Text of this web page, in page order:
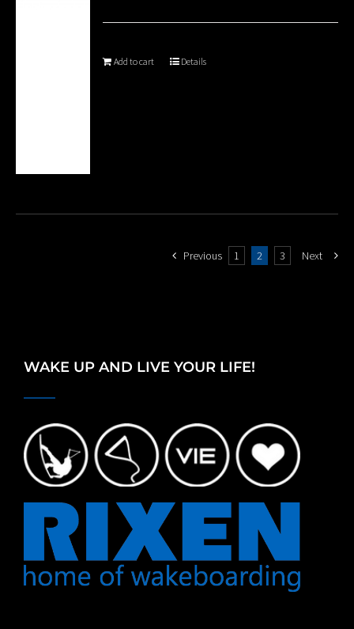
Add to cart Details
Previous 1 2 3 Next
WAKE UP AND LIVE YOUR LIFE!